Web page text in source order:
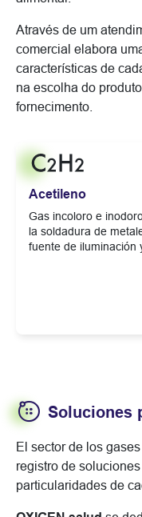
Através de um
comercial elabora
características de
na escolha do
fornecimento.
Acetileno
Gas incoloro e
la soldadura de
fuente de iluminación
Soluciones
El sector de los
registro de
particularidades de